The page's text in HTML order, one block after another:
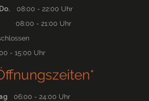
08:00 - 22:00 Uhr
08:00 - 21:00 Uhr
- 15:00 Uhr
06:00 - 24:00 Uhr